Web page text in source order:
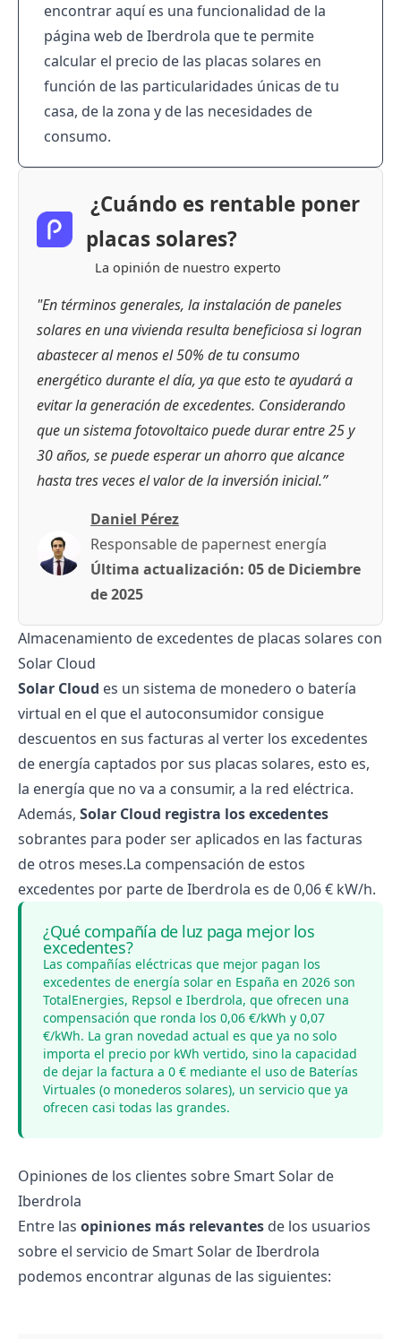
encontraraquíes una funcionalidad de la
página web de Iberdrola que te permite
calcular el precio de las placas solares en
función de las particularidades únicas de tu
casa, de la zona y de las necesidades de
consumo.
¿Cuándo es rentable poner
placas solares?
La opinión de nuestro experto
"En términos generales, la instalación de paneles
solares en una vivienda resulta beneficiosa si logran
abastecer al menos el 50% de tu consumo
energético durante el día, ya que esto te ayudará a
evitar la generación de excedentes. Considerando
que un sistema fotovoltaico puede durar entre 25 y
30 años, se puede esperar un ahorro que alcance
hasta tres veces el valor de la inversión inicial.”
Daniel Pérez
Responsable de papernest energía
Última actualización: 05 de Diciembre
de 2025
Almacenamiento de excedentes de placas solares con
Solar Cloud
Solar Cloud es un sistema de monedero o batería
virtual en el que el autoconsumidor consigue
descuentos en sus facturas al verter los excedentes
de energía captados por sus placas solares, esto es,
la energía que no va a consumir, a la red eléctrica.
Además, Solar Cloud registra los excedentes
sobrantes para poder ser aplicados en las facturas
de otros meses.La compensación de estos
excedentes por parte de Iberdrola es de 0,06 € kW/h.
¿Qué compañía de luz paga mejor los
excedentes?
Las compañías eléctricas que mejor pagan los
excedentes de energía solar en España en 2026 son
TotalEnergies, Repsol e Iberdrola, que ofrecen una
compensación que ronda los 0,06 €/kWh y 0,07
€/kWh. La gran novedad actual es que ya no solo
importa el precio por kWh vertido, sino la capacidad
de dejar la factura a 0 € mediante el uso de Baterías
Virtuales (o monederos solares), un servicio que ya
ofrecen casi todas las grandes.
Opiniones de los clientes sobre Smart Solar de
Iberdrola
Entre las opiniones más relevantes de los usuarios
sobre el servicio de Smart Solar de Iberdrola
podemos encontrar algunas de las siguientes: